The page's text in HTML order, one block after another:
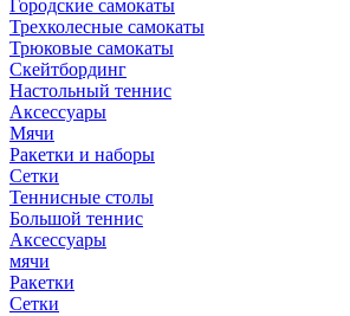
Городские самокаты
Трехколесные самокаты
Трюковые самокаты
Скейтбординг
Настольный теннис
Аксессуары
Мячи
Ракетки и наборы
Сетки
Теннисные столы
Большой теннис
Аксессуары
мячи
Ракетки
Сетки